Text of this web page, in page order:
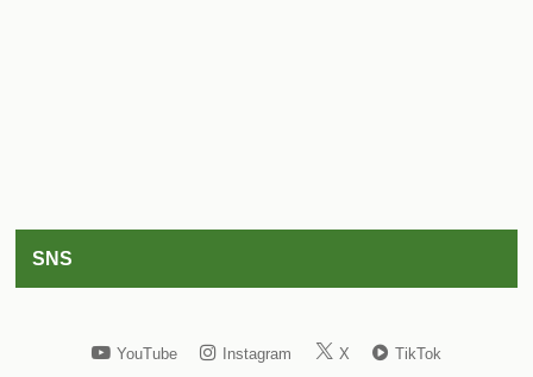
SNS
YouTube Instagram X TikTok